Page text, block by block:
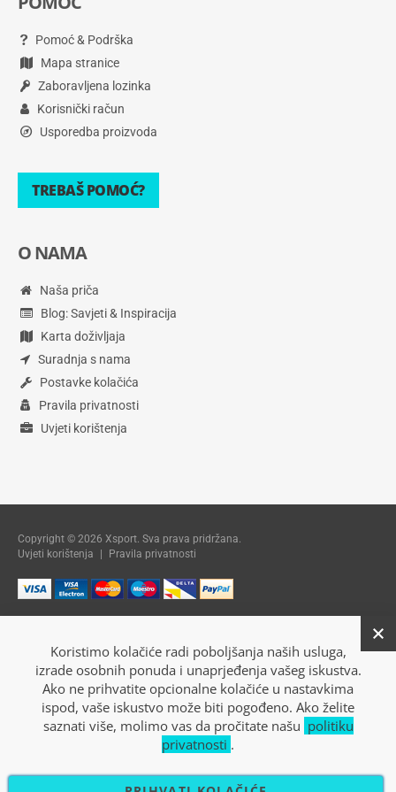
Pomoć & Podrška
Mapa stranice
Zaboravljena lozinka
Korisnički račun
Usporedba proizvoda
TREBAŠ POMOĆ?
O NAMA
Naša priča
Blog: Savjeti & Inspiracija
Karta doživljaja
Suradnja s nama
Postavke kolačića
Pravila privatnosti
Uvjeti korištenja
Copyright © 2026 Xsport. Sva prava pridržana.
Uvjeti korištenja
Pravila privatnosti
Koristimo kolačiće radi poboljšanja naših usluga,
izrade osobnih ponuda i unaprjeđenja vašeg iskustva.
Ako ne prihvatite opcionalne kolačiće u nastavkima
ispod, vaše iskustvo može biti pogođeno. Ako želite
saznati više, molimo vas da pročitate našu politiku
privatnosti .